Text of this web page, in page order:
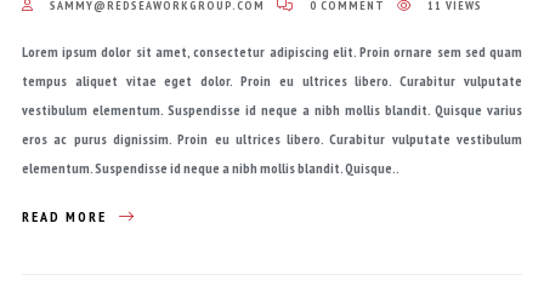
SAMMY@REDSEAWORKGROUP.COM 0 COMMENT 11 VIEWS
Lorem ipsum dolor sit amet, consectetur adipiscing elit. Proin ornare sem sed quam
tempus aliquet vitae eget dolor. Proin eu ultrices libero. Curabitur vulputate
vestibulum elementum. Suspendisse id neque a nibh mollis blandit. Quisque varius
eros ac purus dignissim. Proin eu ultrices libero. Curabitur vulputate vestibulum
elementum. Suspendisse id neque a nibh mollis blandit. Quisque..
READ MORE